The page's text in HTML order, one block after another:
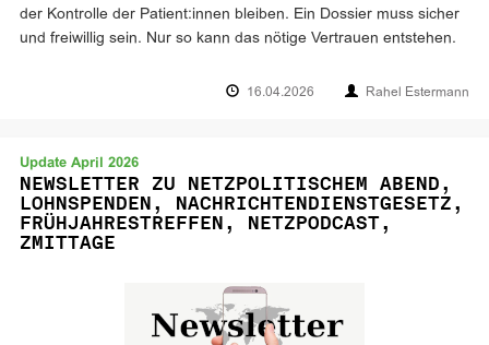
der Kontrolle der Patient:innen bleiben. Ein Dossier muss sicher
und freiwillig sein. Nur so kann das nötige Vertrauen entstehen.
16.04.2026 Rahel Estermann
Update April 2026
NEWSLETTER ZU NETZPOLITISCHEM ABEND,
LOHNSPENDEN, NACHRICHTENDIENSTGESETZ,
FRÜHJAHRESTREFFEN, NETZPODCAST,
ZMITTAGE